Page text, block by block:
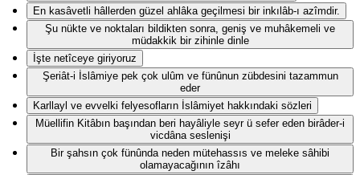
En kasâvetli hâllerden güzel ahlâka geçilmesi bir inkılâb-ı azîmdir.
Şu nükte ve noktaları bildikten sonra, geniş ve muhâkemeli ve
müdakkik bir zihinle dinle
İşte netîceye giriyoruz
Şeriât-i İslâmiye pek çok ulûm ve fünûnun zübdesini tazammun
eder
Karllayl ve evvelki felyesofların İslâmiyet hakkındaki sözleri
Müellifin Kitâbın başından beri hayâliyle seyr ü sefer eden birâder-i
vicdâna seslenişi
Bir şahsın çok fünûnda neden mütehassıs ve meleke sâhibi
olamayacağının îzâhı